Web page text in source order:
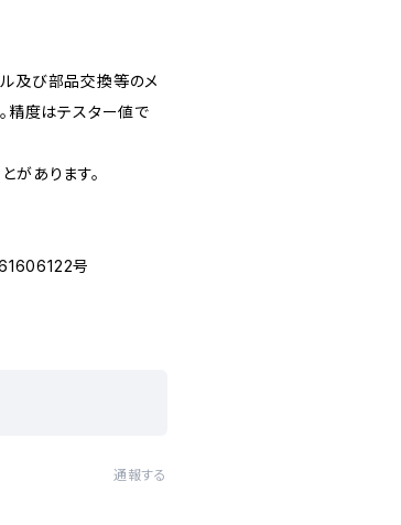
及び部品交換等のメ
精度はテスター値で
があります。
号
通報する